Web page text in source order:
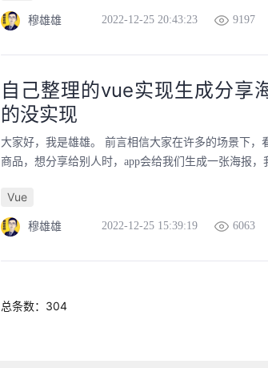
穆雄雄 2022-12-25 20:43:23 9197
自己整理的vue实现生成分享
的没实现
大家好，我是雄雄。 前言相信大家在许多的场景下
商品，想分享给别人时，app会给我们生成一张海报
Vue
穆雄雄 2022-12-25 15:39:19 6063
总条数：304